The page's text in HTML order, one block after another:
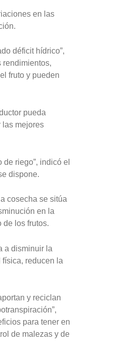
en las
déficit hídrico”,
rendimientos,
fruto y pueden
pueda
las mejores
riego”, indicó el
dispone.
cosecha se sitúa
en la
de los frutos.
a disminuir la
reducen la
y reciclan
para tener en
de malezas y de